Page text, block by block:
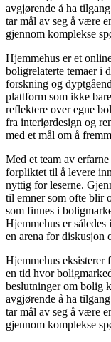
avgjørende å ha
tar mål av seg å være
gjennom komplekse
Hjemmehus er et
boligrelaterte temaer i
forskning og
plattform som ikke
reflektere over egne
fra interiørdesign og
med et mål om å
Med et team av
forpliktet til å levere
nyttig for leserne.
til emner som ofte blir
som finnes i
Hjemmehus er
en arena for diskusjon
Hjemmehus
en tid hvor
beslutninger om bolig
avgjørende å ha
tar mål av seg å være
gjennom komplekse